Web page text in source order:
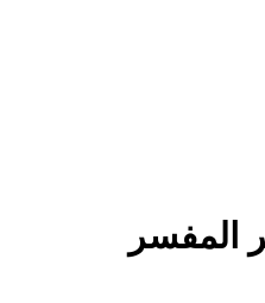
المفسر